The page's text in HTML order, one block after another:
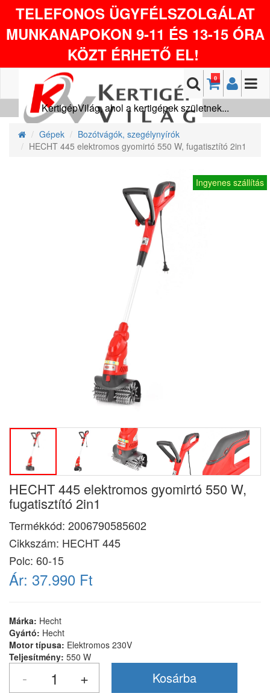
TELEFONOS ÜGYFÉLSZOLGÁLAT
MUNKANAPOKON 9-11 ÉS 13-15 ÓRA
KÖZT ÉRHETŐ EL!
0
KertigépVilág, ahol a kertigépek születnek...
Gépek
Bozótvágók, szegélynyírók
HECHT 445 elektromos gyomirtó 550 W, fugatisztító 2in1
Ingyenes szállítás
HECHT 445 elektromos gyomirtó 550 W,
fugatisztító 2in1
Termékkód: 2006790585602
Cikkszám: HECHT 445
Polc: 60-15
Ár: 37.990 Ft
Márka: Hecht
Gyártó: Hecht
Motor típusa: Elektromos 230V
Teljesítmény: 550 W